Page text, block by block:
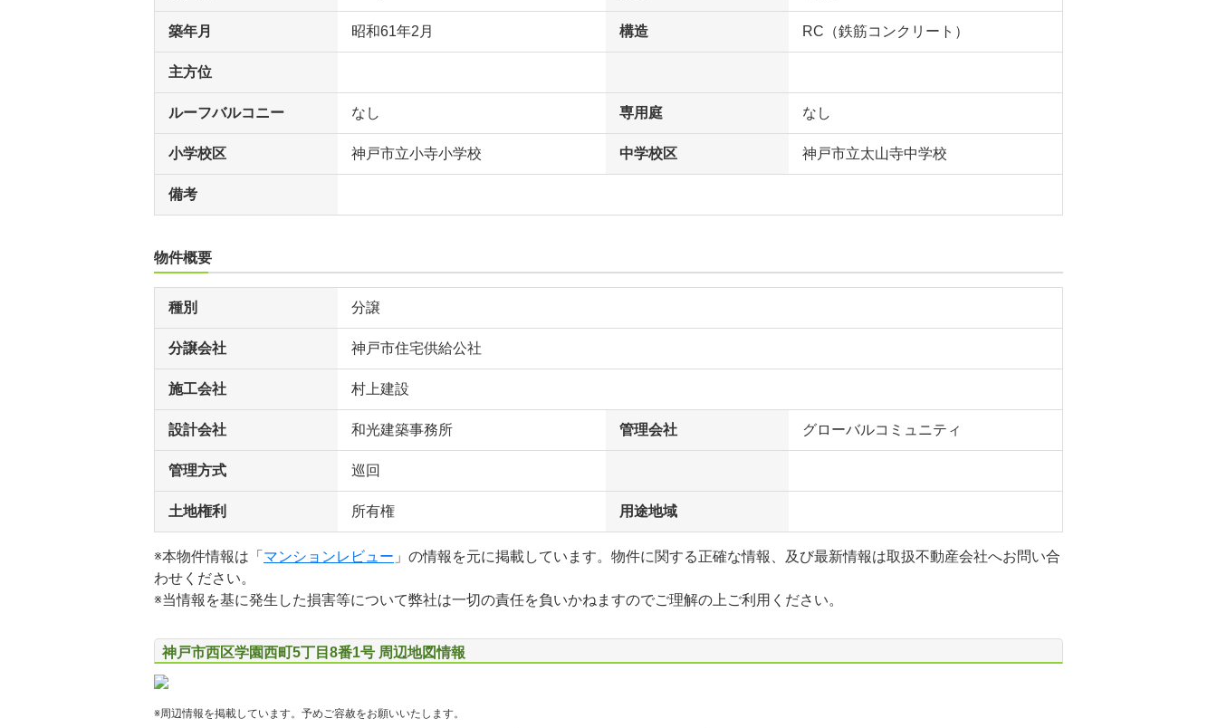
築年月 昭和61年2月 構造 RC（鉄筋コンクリート）
主方位
ルーフバルコニー なし 専用庭 なし
小学校区 神戸市立小寺小学校 中学校区 神戸市立太山寺中学校
備考
物件概要
種別 分譲
分譲会社 神戸市住宅供給公社
施工会社 村上建設
設計会社 和光建築事務所 管理会社 グローバルコミュニティ
管理方式 巡回
土地権利 所有権 用途地域
※本物件情報は「 マンションレビュー 」の情報を元に掲載しています。物件に関する正確な情報、及び最新情報は取扱不動産会社へお問い合
わせください。
※当情報を基に発生した損害等について弊社は一切の責任を負いかねますのでご理解の上ご利用ください。
神戸市西区学園西町5丁目8番1号 周辺地図情報
※周辺情報を掲載しています。予めご容赦をお願いいたします。